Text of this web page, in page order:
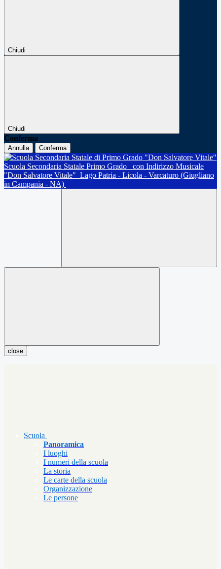
Chiudi
Chiudi
Conferma
Annulla Conferma
Scuola Secondaria Statale Primo Grado
con Indirizzo Musicale
"Don Salvatore Vitale" Lago Patria - Licola - Varcaturo (Giugliano
in Campania - NA)
close
Scuola
Panoramica
I luoghi
I numeri della scuola
La storia
Le carte della scuola
Organizzazione
Le persone